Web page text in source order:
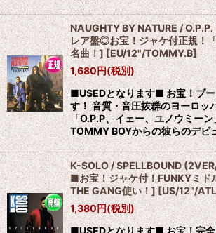
NAUGHTY BY NATURE /
レア盤◎お宝！ジャケ付正規！
名曲！] [EU/12"/TOMMY.B]
1,680円(税別)
■USEDとなります■ お宝！ブ
す！ 音質・音圧抜群のヨーロッ
「O.P.P、イェー、ユノウミー
TOMMY BOYからの彼らのデビ
K-SOLO / SPELLBOUND
■お宝！ジャケ付！FUNKYミド
THE GANG使い！] [US/12"/
1,380円(税別)
■USEDとなります■ お宝！完